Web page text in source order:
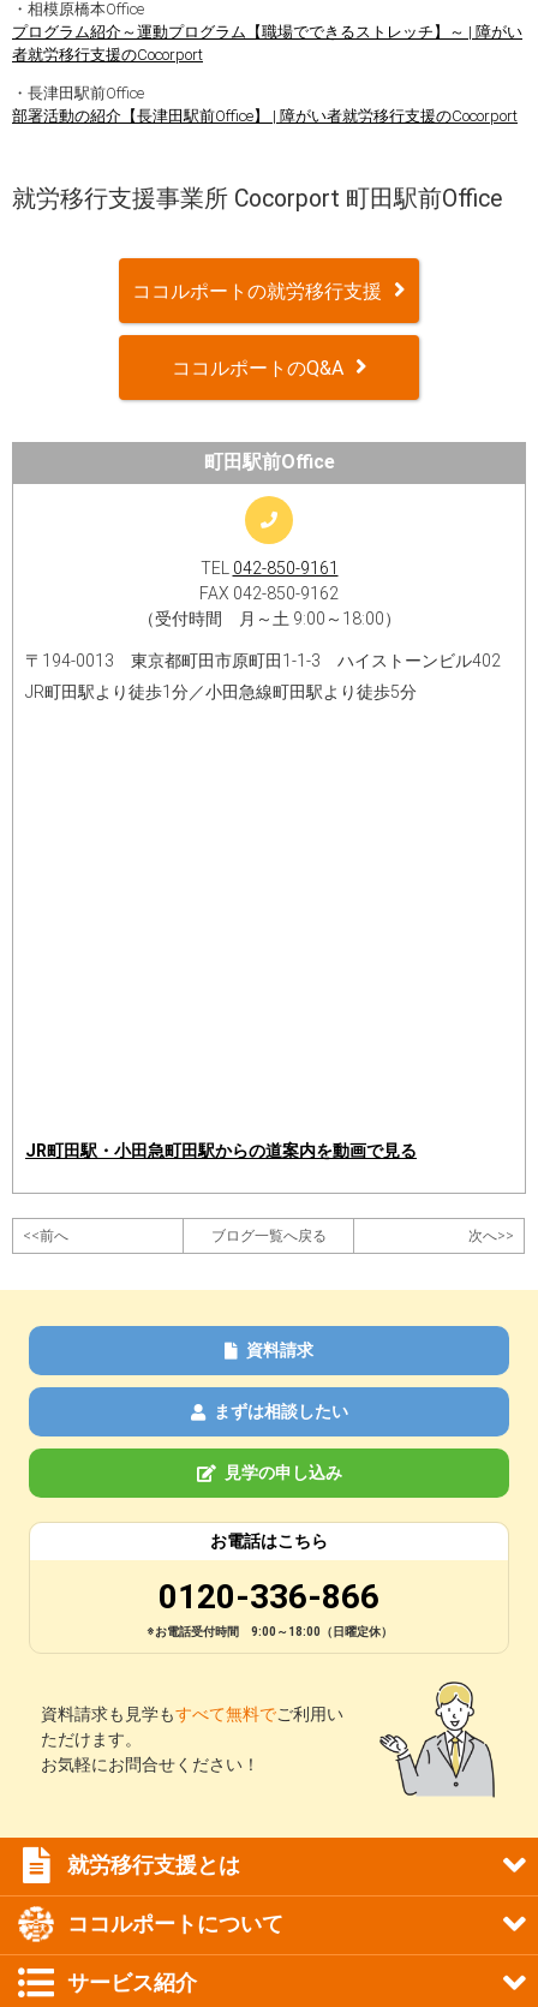
・相模原橋本Office
プログラム紹介～運動プログラム【職場でできるストレッチ】～ | 障がい
者就労移行支援のCocorport
・長津田駅前Office
部署活動の紹介【長津田駅前Office】 | 障がい者就労移行支援のCocorport
就労移行支援事業所 Cocorport 町田駅前Office
ココルポートの就労移行支援
ココルポートのQ&A
町田駅前Office
TEL 042-850-9161
FAX 042-850-9162
（受付時間 月～土 9:00～18:00）
〒194-0013 東京都町田市原町田1-1-3 ハイストーンビル402
JR町田駅より徒歩1分／小田急線町田駅より徒歩5分
JR町田駅・小田急町田駅からの道案内を動画で見る
<<前へ ブログ一覧へ戻る 次へ>>
資料請求
まずは相談したい
見学の申し込み
お電話はこちら
0120-336-866
※お電話受付時間 9:00～18:00（日曜定休）
資料請求も見学もすべて無料でご利用い
ただけます。
お気軽にお問合せください！
就労移行支援とは
ココルポートについて
サービス紹介